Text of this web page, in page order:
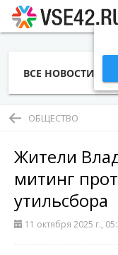
ВСЕ НОВОСТИ
ОБЩЕСТВО
Жители
митинг
утильсбора
11 октября 2025 г.,